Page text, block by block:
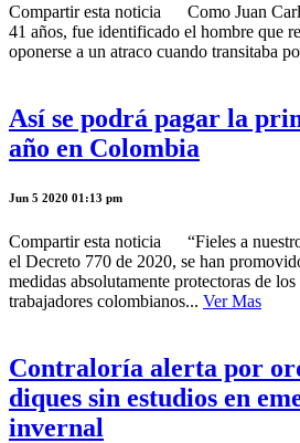
Compartir esta noticia Como Juan
41 años, fue identificado el hombre que
oponerse a un atraco cuando transitaba
Así se podrá pagar la
año en Colombia
Jun 5 2020 01:13 pm
Compartir esta noticia “Fieles a
el Decreto 770 de 2020, se han
medidas absolutamente protectoras de
trabajadores colombianos... Ver Mas
Contraloría alerta por
diques sin estudios en
invernal